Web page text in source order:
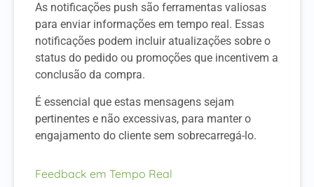
As notificações push são ferramentas valiosas
para enviar informações em tempo real. Essas
notificações podem incluir atualizações sobre o
status do pedido ou promoções que incentivem a
conclusão da compra.
É essencial que estas mensagens sejam
pertinentes e não excessivas, para manter o
engajamento do cliente sem sobrecarregá-lo.
Feedback em Tempo Real